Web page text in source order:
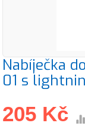
Nabíječka
01 s
205 Kč